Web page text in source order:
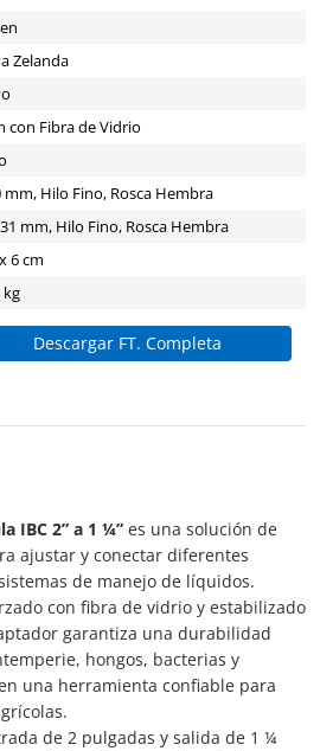
Zelanda
con Fibra de Vidrio
mm, Hilo Fino, Rosca Hembra
mm, Hilo Fino, Rosca Hembra
6 cm
kg
Descargar FT. Completa
IBC 2” a 1 ¼” es una solución de
ajustar y conectar diferentes
de manejo de líquidos.
con fibra de vidrio y estabilizado
garantiza una durabilidad
hongos, bacterias y
una herramienta confiable para
de 2 pulgadas y salida de 1 ¼